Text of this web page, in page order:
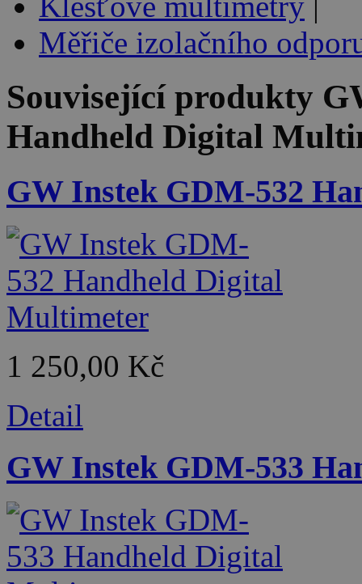
Měřiče izolačního
Související produkty
Handheld Digital
GW Instek GDM-532
1 250,00 Kč
Detail
GW Instek GDM-533